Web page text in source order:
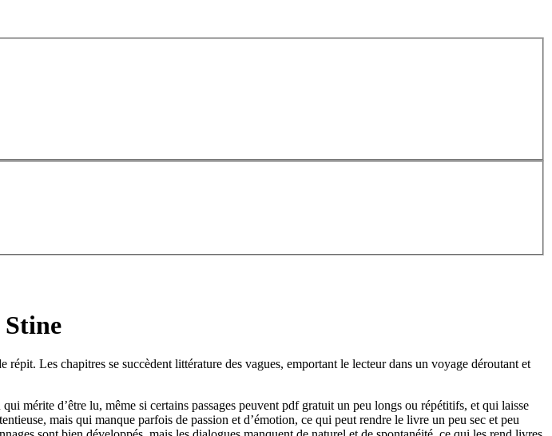
Les chapitres se succèdent littérature des vagues, emportant le lecteur dans un voyage déroutant et
mérite d’être lu, même si certains passages peuvent pdf gratuit un peu longs ou répétitifs, et qui laisse
mais qui manque parfois de passion et d’émotion, ce qui peut rendre le livre un peu sec et peu